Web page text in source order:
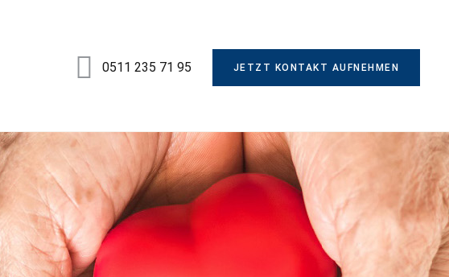
0511 235 71 95 JETZT KONTAKT AUFNEHMEN